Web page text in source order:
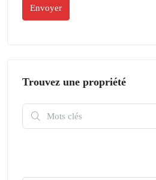
Trouvez une propriété